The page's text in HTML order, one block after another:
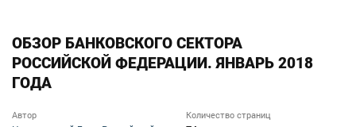
ОБЗОР БАНКОВСКОГО СЕКТОРА
РОССИЙСКОЙ ФЕДЕРАЦИИ. ЯНВАРЬ 2018
ГОДА
Автор Количество страниц